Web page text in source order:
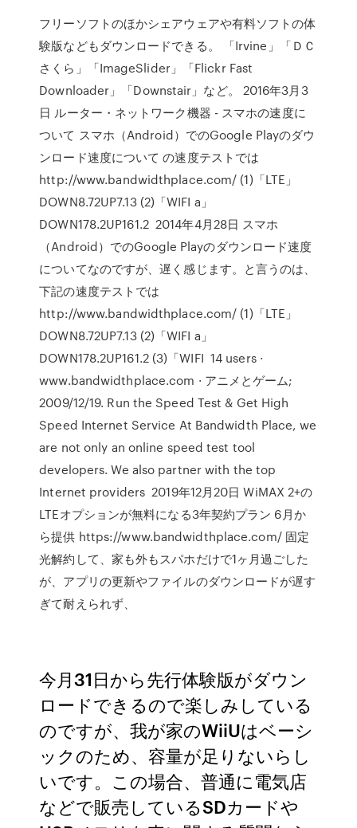
フリーソフトのほかシェアウェアや有料ソフトの体
験版などもダウンロードできる。 「Irvine」「ＤＣ
さくら」「ImageSlider」「Flickr Fast
Downloader」「Downstair」など。 2016年3月3
日 ルーター・ネットワーク機器 - スマホの速度に
ついて スマホ（Android）でのGoogle Playのダウ
ンロード速度について の速度テストでは
http://www.bandwidthplace.com/ (1)「LTE」
DOWN8.72UP7.13 (2)「WIFI a」
DOWN178.2UP161.2 2014年4月28日 スマホ
（Android）でのGoogle Playのダウンロード速度
についてなのですが、遅く感じます。と言うのは、
下記の速度テストでは
http://www.bandwidthplace.com/ (1)「LTE」
DOWN8.72UP7.13 (2)「WIFI a」
DOWN178.2UP161.2 (3)「WIFI 14 users ·
www.bandwidthplace.com · アニメとゲーム;
2009/12/19. Run the Speed Test & Get High
Speed Internet Service At Bandwidth Place, we
are not only an online speed test tool
developers. We also partner with the top
Internet providers 2019年12月20日 WiMAX 2+の
LTEオプションが無料になる3年契約プラン 6月か
ら提供 https://www.bandwidthplace.com/ 固定
光解約して、家も外もスパホだけで1ヶ月過ごした
が、アプリの更新やファイルのダウンロードが遅す
ぎて耐えられず、
今月31日から先行体験版がダウン
ロードできるので楽しみしている
のですが、我が家のWiiUはベーシ
ックのため、容量が足りないらし
いです。この場合、普通に電気店
などで販売しているSDカードや